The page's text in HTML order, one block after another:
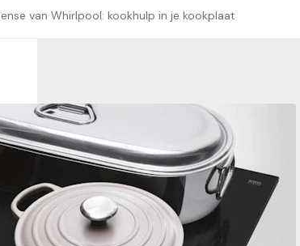
van Whirlpool: kookhulp in je kookplaat